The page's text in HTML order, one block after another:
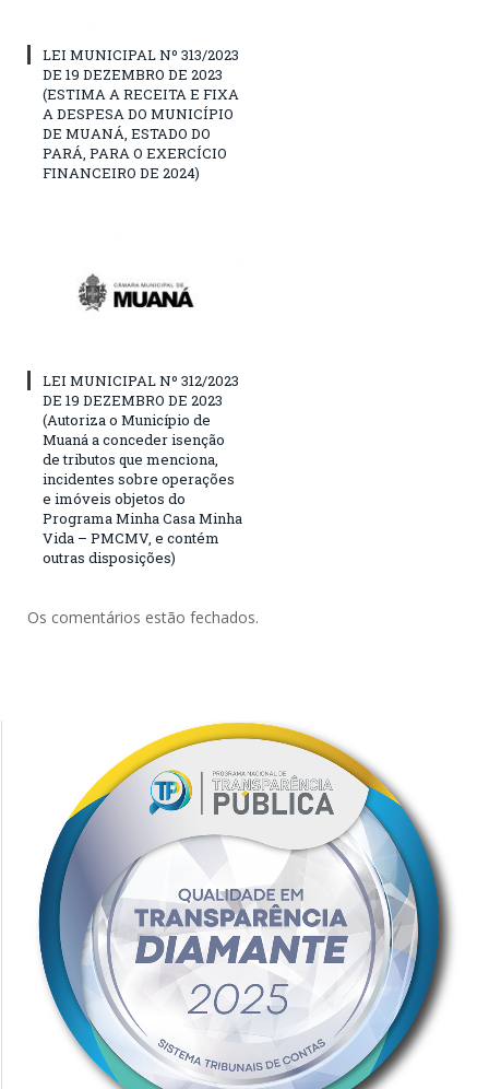
LEI MUNICIPAL Nº 313/2023
DE 19 DEZEMBRO DE 2023
(ESTIMA A RECEITA E FIXA
A DESPESA DO MUNICÍPIO
DE MUANÁ, ESTADO DO
PARÁ, PARA O EXERCÍCIO
FINANCEIRO DE 2024)
LEI MUNICIPAL Nº 312/2023
DE 19 DEZEMBRO DE 2023
(Autoriza o Município de
Muaná a conceder isenção
de tributos que menciona,
incidentes sobre operações
e imóveis objetos do
Programa Minha Casa Minha
Vida – PMCMV, e contém
outras disposições)
Os comentários estão fechados.